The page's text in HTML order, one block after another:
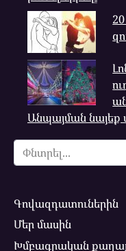
Անպայման նայեք
Search
for:
Գովազդատուներին
Մեր մասին
Խմբագրական